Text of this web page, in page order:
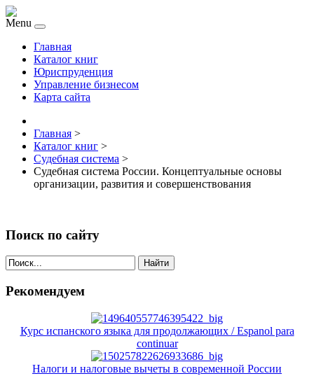
Menu
Главная
Каталог книг
Юриспруденция
Управление бизнесом
Карта сайта
Главная >
Каталог книг >
Судебная система >
Судебная система России. Концептуальные основы
организации, развития и совершенствования
Поиск по сайту
Найти
Рекомендуем
Курс испанского языка для продолжающих / Espanol para
continuar
Налоги и налоговые вычеты в современной России